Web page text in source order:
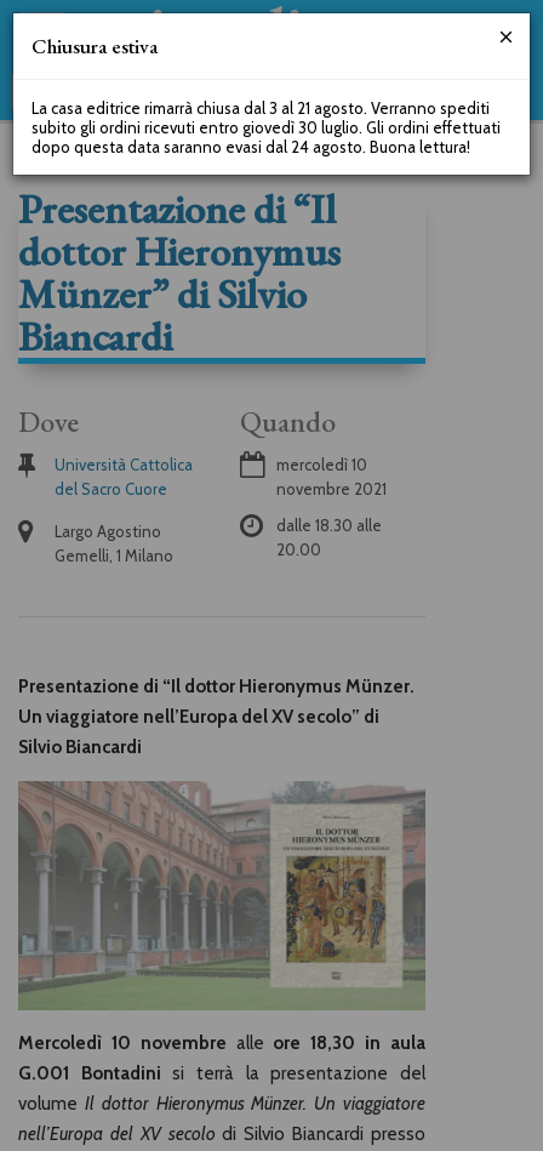
Presentazione di “Il
dottor Hieronymus
Münzer” di Silvio
Biancardi
Dove
Università Cattolica
del Sacro Cuore
Largo Agostino
Gemelli, 1 Milano
Quando
mercoledì 10
novembre 2021
dalle 18.30 alle
20.00
Presentazione di “Il dottor Hieronymus Münzer.
Un viaggiatore nell’Europa del XV secolo” di
Silvio Biancardi
Mercoledì 10 novembre alle ore 18,30 in aula
G.001 Bontadini si terrà la presentazione del
volume Il dottor Hieronymus Münzer. Un viaggiatore
nell’Europa del XV secolodi Silvio Biancardi presso
Chiusura estiva
La casa editrice rimarrà chiusa dal 3 al 21 agosto. Verranno spediti
subito gli ordini ricevuti entro giovedì 30 luglio. Gli ordini effettuati
dopo questa data saranno evasi dal 24 agosto. Buona lettura!